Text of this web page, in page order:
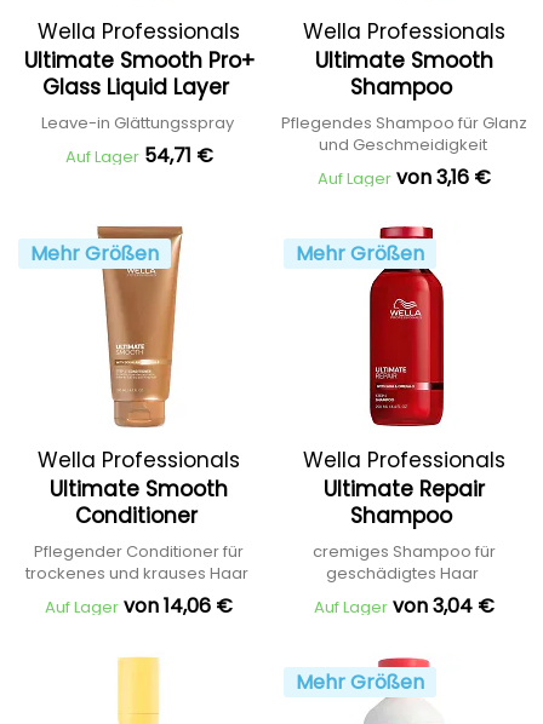
Wella Professionals
Ultimate Smooth Pro+
Glass Liquid Layer
Leave-in Glättungsspray
Auf Lager 54,71 €
Wella Professionals
Ultimate Smooth
Shampoo
Pflegendes Shampoo für Glanz
und Geschmeidigkeit
Auf Lager von 3,16 €
Mehr Größen
Wella Professionals
Ultimate Smooth
Conditioner
Pflegender Conditioner für
trockenes und krauses Haar
Auf Lager von 14,06 €
Mehr Größen
Wella Professionals
Ultimate Repair
Shampoo
cremiges Shampoo für
geschädigtes Haar
Auf Lager von 3,04 €
Mehr Größen